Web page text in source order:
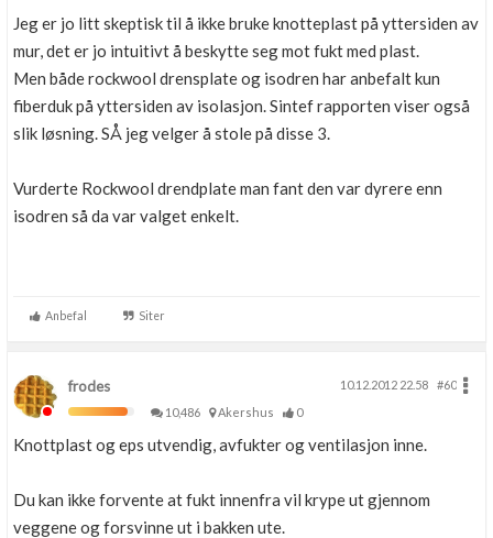
Jeg er jo litt skeptisk til å ikke bruke knotteplast på yttersiden av
mur, det er jo intuitivt å beskytte seg mot fukt med plast.
Men både rockwool drensplate og isodren har anbefalt kun
fiberduk på yttersiden av isolasjon. Sintef rapporten viser også
slik løsning. SÅ jeg velger å stole på disse 3.
Vurderte Rockwool drendplate man fant den var dyrere enn
isodren så da var valget enkelt.
Anbefal Siter
frodes 10.12.2012 22.58
#60
10,486
Akershus 0
Knottplast og eps utvendig, avfukter og ventilasjon inne.
Du kan ikke forvente at fukt innenfra vil krype ut gjennom
veggene og forsvinne ut i bakken ute.